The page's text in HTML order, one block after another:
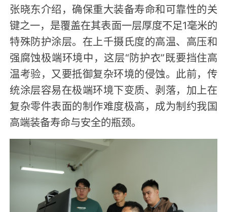
张晓东介绍，确保重大装备寿命和可靠性的关
键之一，是覆盖在其表面一层厚度不足1毫米的
特殊防护涂层。在上千摄氏度的高温、高压和
强腐蚀极端环境中，这层“防护衣”既要挡住高
温考验，又要抵御复杂环境的侵蚀。此前，传
统涂层容易在极端环境下变质、剥落，加上在
复杂零件表面的制作难度极高，成为制约我国
高端装备寿命与安全的瓶颈。